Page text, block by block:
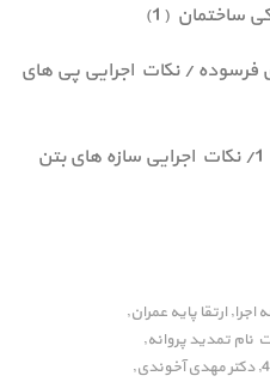
فرسوده / نکات اجرایی پی های
7- نکات اجرایی ساز های فولادی 1/ نکات اجرایی سازه های بتن
اجرا, ارتقا پایه عمران,
نام تمدید پروانه,
,دکتر مهدی آخوندی,